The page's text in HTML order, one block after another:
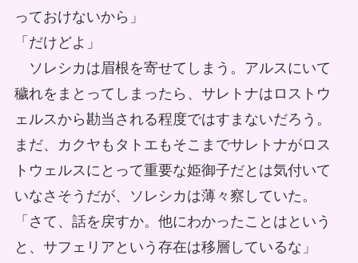
っておけないから」
「だけどよ」
ソレシカは眉根を寄せてしまう。アルスにいて
穢れをまとってしまったら、サレトナはロストウ
ェルスから勘当される程度ではすまないだろう。
まだ、カクヤもタトエもそこまでサレトナがロス
トウェルスにとって重要な姫御子だとは気付いて
いなさそうだが、ソレシカは薄々察していた。
「さて、話を戻すか。他にわかったことはという
と、サフェリアという存在は移層しているな」